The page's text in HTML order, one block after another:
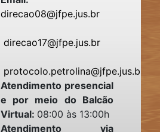
direcao08@jfpe.jus.br
direcao17@jfpe.jus.br
protocolo.petrolina@jfpe.jus.br
Atendimento presencial
e por meio do Balcão
Virtual: 08:00 às 13:00h
Atendimento via